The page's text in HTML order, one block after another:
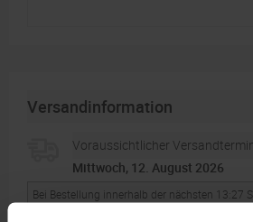
Versandinformation
Voraussichtlicher
Mittwoch, 12. August 2026
Bei Bestellung innerhalb der nächsten 13:27